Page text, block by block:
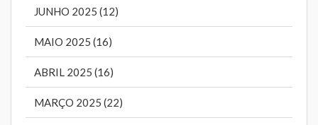
JUNHO 2025 (12)
MAIO 2025 (16)
ABRIL 2025 (16)
MARÇO 2025 (22)